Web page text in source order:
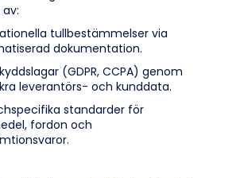
tullbestämmelser via
dokumentation.
(GDPR, CCPA) genom
leverantörs- och kunddata.
standarder för
fordon och